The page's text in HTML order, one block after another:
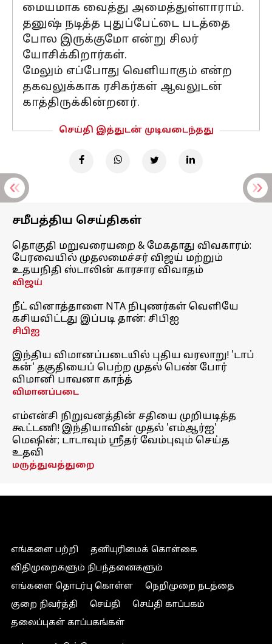
மையமாக வைத்து அமைத்துள்ளாராம்.
தனுஷ் நடித்த புதுப்பேட்டை படத்தை
போல இருக்குமோ என்று சிலர்
யோசிக்கிறார்கள்.
மேலும் எப்போது வெளியாகும் என்ற
தகவலுக்காக ரசிகர்கள் ஆவலுடன்
காத்திருக்கின்றனர்.
செய்தி இத்துடன் முடிவடைந்தது
சமீபத்திய செய்திகள்
தொகுதி மறுவரையறை & மேகதாது விவகாரம்:
பேரவையில் முதலமைச்சர் விஜய் மற்றும்
உதயநிதி ஸ்டாலின் காரசார விவாதம்
விஜய்
நீட் வினாத்தாளை NTA நிபுணர்கள் வெளியே
கசியவிட்டது இப்படி தான்: சிபிஐ
சிபிஐ
இந்திய விமானப்படையில் புதிய வரலாறு! 'டாப்
கன்' தகுதியைப் பெற்ற முதல் பெண் போர்
விமானி பாவனா காந்த்
விமானப்படை
எம்என்சி நிறுவனத்தின் சதியை முறியடித்த
கூட்டணி! இந்தியாவின் முதல் 'எம்ஆர்ஐ'
மெஷின்; டாடாவும் ஸ்ரீதர் வேம்புவும் செய்த
உதவி
மருத்துவத்துறை
எங்களை பற்றி
தனியுரிமைக் கொள்கை
விதிமுறைகளும் நிபந்தனைகளும்
எங்களை தொடர்பு கொள்ள
நெறிமுறை நடத்தை
குறை நிவர்த்தி
செய்தி
செய்தி காப்பகம்
தலைப்புகள் காப்பகங்கள்